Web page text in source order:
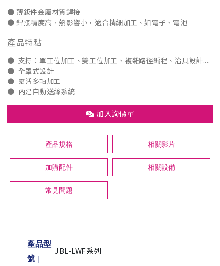
● 薄鈑件金屬材質銲接
● 銲接精度高、熱影響小，適合精細加工、如電子、電池
產品特點
● 支持：單工位加工、雙工位加工、複雜路徑編程、治具設計....
● 全罩式設計
● 靈活多軸加工
● 內建自動送絲系統
加入詢價單
產品規格 相關影片
加購配件 相關設備
常見問題
產品型
號 |
JBL-LWF系列